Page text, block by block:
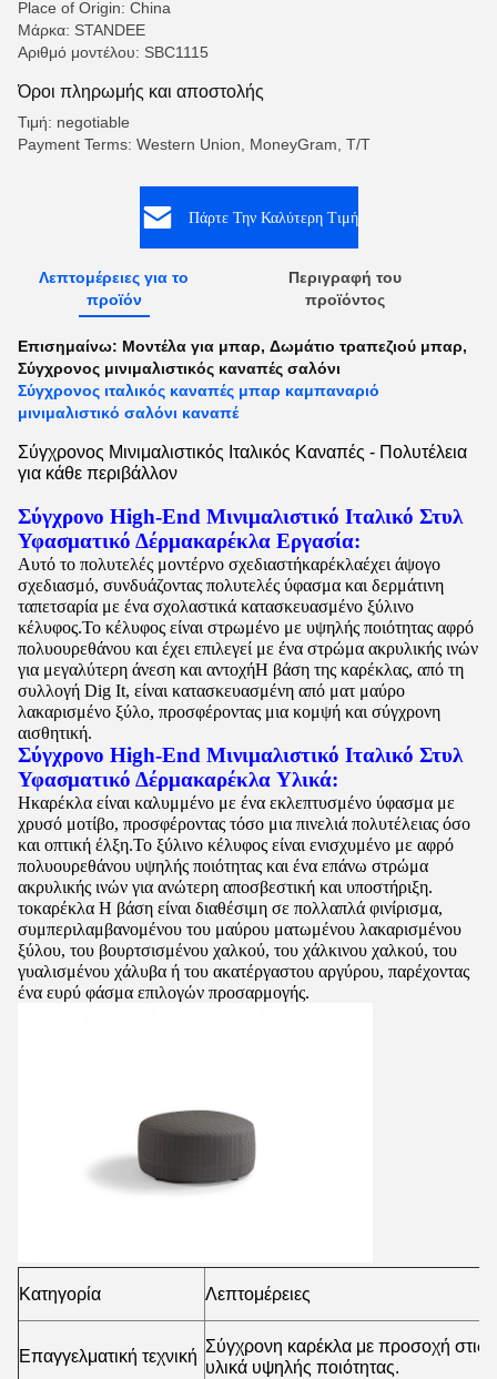
Place of Origin: China
Μάρκα: STANDEE
Αριθμό μοντέλου: SBC1115
Όροι πληρωμής και αποστολής
Τιμή: negotiable
Payment Terms: Western Union, MoneyGram, T/T
Πάρτε Την Καλύτερη Τιμή
Λεπτομέρειες για το
προϊόν
Περιγραφή του
προϊόντος
Επισημαίνω: Μοντέλα για μπαρ, Δωμάτιο τραπεζιού μπαρ,
Σύγχρονος μινιμαλιστικός καναπές σαλόνι
Σύγχρονος ιταλικός καναπές μπαρ καμπαναριό
μινιμαλιστικό σαλόνι καναπέ
Σύγχρονος Μινιμαλιστικός Ιταλικός Καναπές - Πολυτέλεια
για κάθε περιβάλλον
Σύγχρονο High-End Μινιμαλιστικό Ιταλικό Στυλ
Υφασματικό Δέρμακαρέκλα Εργασία:
Αυτό το πολυτελές μοντέρνο σχεδιαστήκαρέκλαέχει άψογο
σχεδιασμό, συνδυάζοντας πολυτελές ύφασμα και δερμάτινη
ταπετσαρία με ένα σχολαστικά κατασκευασμένο ξύλινο
κέλυφος.Το κέλυφος είναι στρωμένο με υψηλής ποιότητας αφρό
πολυουρεθάνου και έχει επιλεγεί με ένα στρώμα ακρυλικής ινών
για μεγαλύτερη άνεση και αντοχήΗ βάση της καρέκλας, από τη
συλλογή Dig It, είναι κατασκευασμένη από ματ μαύρο
λακαρισμένο ξύλο, προσφέροντας μια κομψή και σύγχρονη
αισθητική.
Σύγχρονο High-End Μινιμαλιστικό Ιταλικό Στυλ
Υφασματικό Δέρμακαρέκλα Υλικά:
Ηκαρέκλα είναι καλυμμένο με ένα εκλεπτυσμένο ύφασμα με
χρυσό μοτίβο, προσφέροντας τόσο μια πινελιά πολυτέλειας όσο
και οπτική έλξη.Το ξύλινο κέλυφος είναι ενισχυμένο με αφρό
πολυουρεθάνου υψηλής ποιότητας και ένα επάνω στρώμα
ακρυλικής ινών για ανώτερη αποσβεστική και υποστήριξη.
τοκαρέκλα Η βάση είναι διαθέσιμη σε πολλαπλά φινίρισμα,
συμπεριλαμβανομένου του μαύρου ματωμένου λακαρισμένου
ξύλου, του βουρτσισμένου χαλκού, του χάλκινου χαλκού, του
γυαλισμένου χάλυβα ή του ακατέργαστου αργύρου, παρέχοντας
ένα ευρύ φάσμα επιλογών προσαρμογής.
Κατηγορία Λεπτομέρειες
Επαγγελματική τεχνική Σύγχρονη καρέκλα με προσοχή στις
υλικά υψηλής ποιότητας.